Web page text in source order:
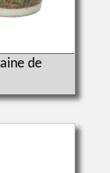
de